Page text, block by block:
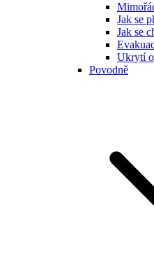
Jak se
Jak se
Ukrytí
Povodně